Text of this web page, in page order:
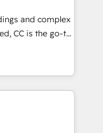
HubSpot
and
around a poor
and complex
CC is the go-to
We specialize
and
NetSuite,
fragmented